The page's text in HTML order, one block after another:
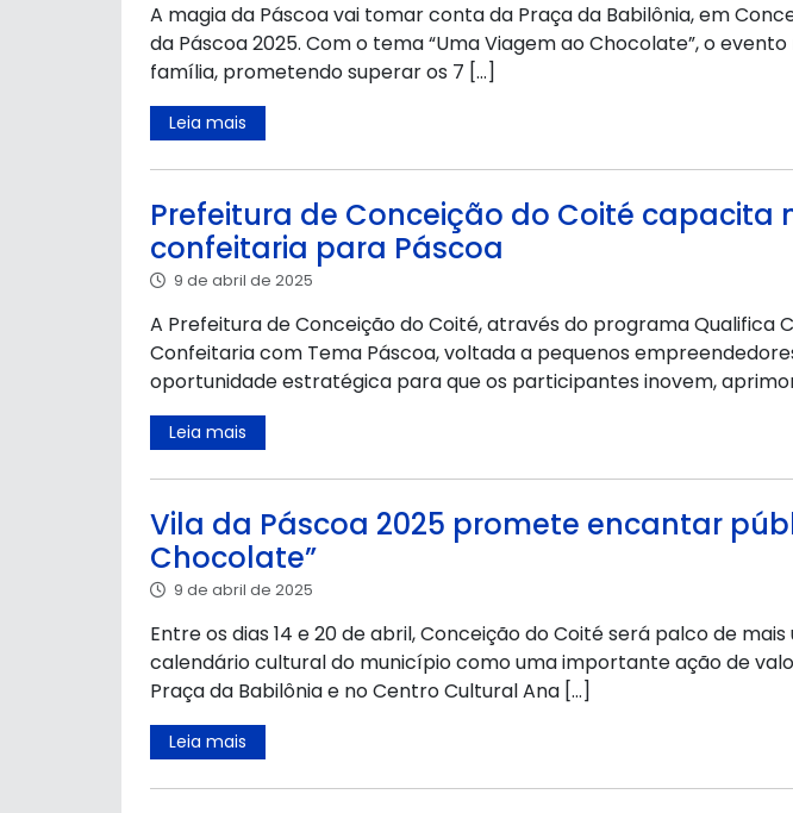
A magia da Páscoa vai tomar conta da Praça da Babilônia, em
da Páscoa 2025. Com o tema “Uma Viagem ao Chocolate”, o
família, prometendo superar os 7 […]
Leia mais
Prefeitura de Conceição do Coité
confeitaria para Páscoa
9 de abril de 2025
A Prefeitura de Conceição do Coité, através do programa Qualifica
Confeitaria com Tema Páscoa, voltada a pequenos
oportunidade estratégica para que os participantes inovem,
Leia mais
Vila da Páscoa 2025 promete encantar
Chocolate”
9 de abril de 2025
Entre os dias 14 e 20 de abril, Conceição do Coité será palco de
calendário cultural do município como uma importante ação de
Praça da Babilônia e no Centro Cultural Ana […]
Leia mais